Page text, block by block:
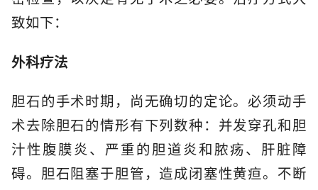
致如下：
外科疗法
胆石的手术时期，尚无确切的定论。必须动手
术去除胆石的情形有下列数种：并发穿孔和胆
汁性腹膜炎、严重的胆道炎和脓疡、肝脏障
碍。胆石阻塞于胆管，造成闭塞性黄疸。不断